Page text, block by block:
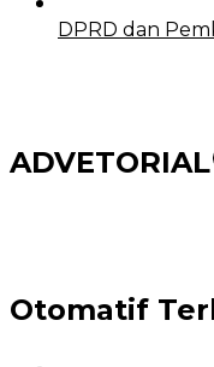
DPRD dan
ADVETORIAL
Otomatif